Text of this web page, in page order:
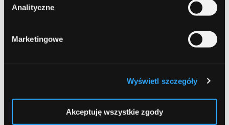
Analityczne
Marketingowe
Wyświetl szczegóły
Akceptuję wszystkie zgody